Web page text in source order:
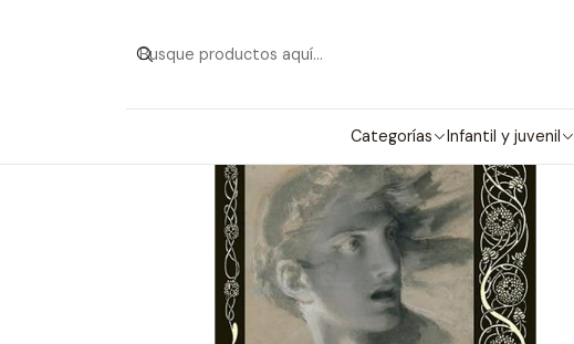
Categorías Infantil y juvenil